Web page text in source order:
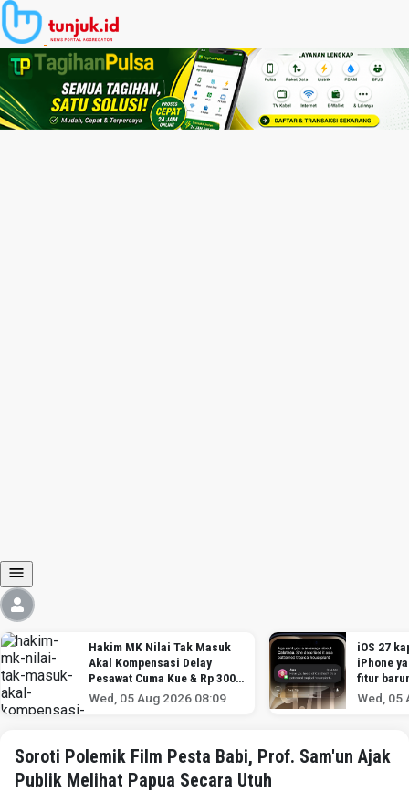
Hakim MK Nilai Tak Masuk
Akal Kompensasi Delay
Pesawat Cuma Kue & Rp 300
Ribu
Wed, 05 Aug 2026 08:09
iOS 27
iPhone
fitur
Wed, 05
Soroti Polemik Film Pesta Babi, Prof. Sam'un Ajak
Publik Melihat Papua Secara Utuh